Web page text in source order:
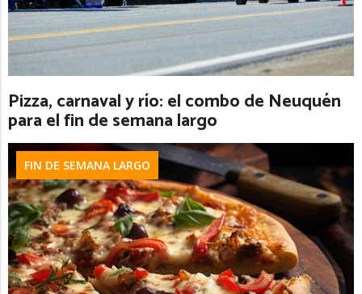
Pizza, carnaval y río: el combo de Neuquén
para el fin de semana largo
FIN DE SEMANA LARGO